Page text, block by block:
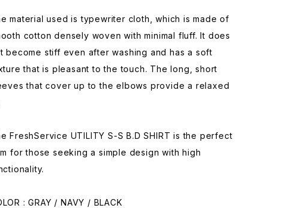
material used is typewriter cloth, which is made of
cotton densely woven with minimal fluff. It does
become stiff even after washing and has a soft
that is pleasant to the touch. The long, short
that cover up to the elbows provide a relaxed
FreshService UTILITY S-S B.D SHIRT is the perfect
for those seeking a simple design with high
: GRAY / NAVY / BLACK